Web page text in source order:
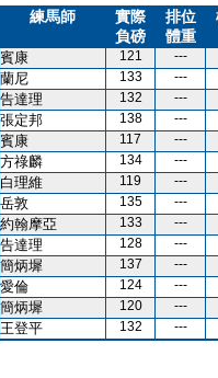
練馬師
實際
負磅
排位
體重
賓康 121 ---
蘭尼 133 ---
告達理 132 ---
張定邦 138 ---
賓康 117 ---
方祿麟 134 ---
白理維 119 ---
岳敦 135 ---
約翰摩亞 133 ---
告達理 128 ---
簡炳墀 137 ---
愛倫 124 ---
簡炳墀 120 ---
王登平 132 ---